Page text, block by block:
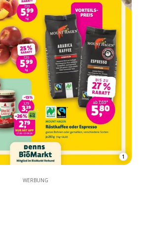
1
WERBUNG